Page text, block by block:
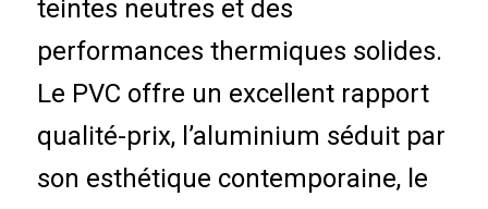
teintes neutres et des
performances thermiques solides.
Le PVC offre un excellent rapport
qualité-prix, l’aluminium séduit par
son esthétique contemporaine, le